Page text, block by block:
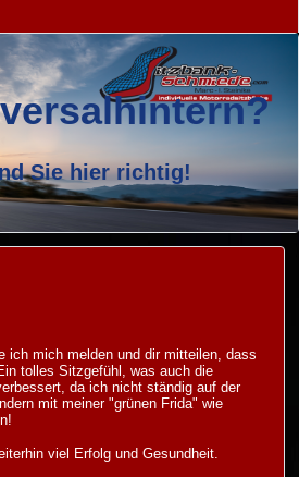
Sie hier richtig!
ich mich melden und dir mitteilen, dass
tolles Sitzgefühl, was auch die
da ich nicht ständig auf der
mit meiner "grünen Frida" wie
viel Erfolg und Gesundheit.